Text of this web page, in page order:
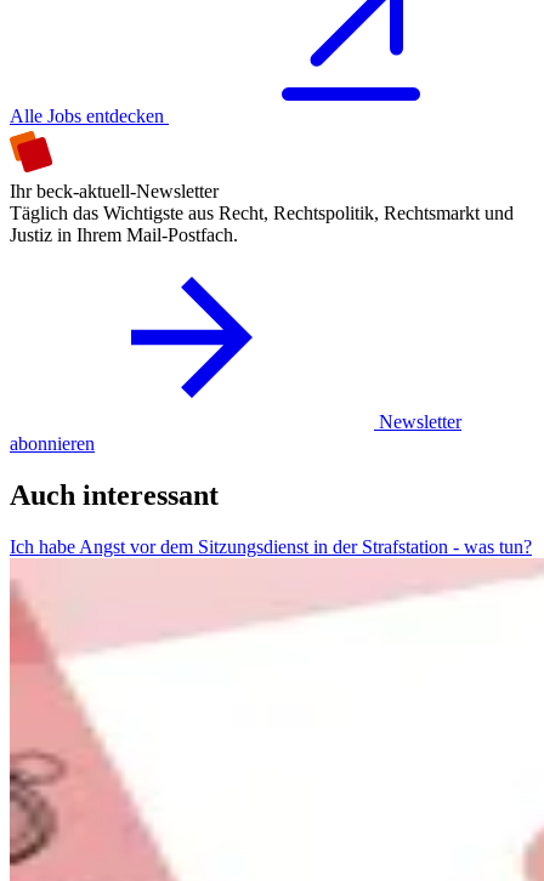
Alle Jobs entdecken
Ihr beck-aktuell-Newsletter
Täglich das Wichtigste aus Recht, Rechtspolitik, Rechtsmarkt und
Justiz in Ihrem Mail-Postfach.
Newsletter
abonnieren
Auch interessant
Ich habe Angst vor dem Sitzungsdienst in der Strafstation - was tun?